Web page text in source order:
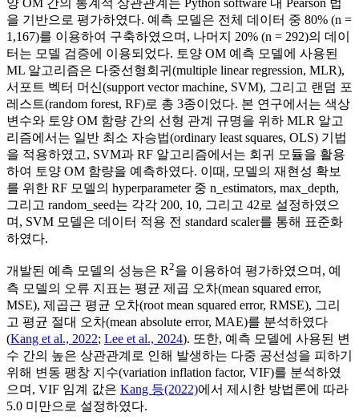
양 OM 간의 통계적 상관관계는 Python software 내 Pearson 법
을 기반으로 평가하였다. 예측 모델은 전체 데이터 중 80% (n =
1,167)를 이용하여 구축하였으며, 나머지 20% (n = 292)의 데이
터는 모델 검증에 이용되었다. 토양 OM 예측 모델에 사용된
ML 알고리즘은 다중선형회귀(multiple linear regression, MLR),
서포트 벡터 머신(support vector machine, SVM), 그리고 랜덤 포
레스트(random forest, RF)로 총 3종이었다. 본 연구에서는 색상
변수와 토양 OM 함량 간의 선형 관계 규명을 위하 MLR 알고
리즘에서는 일반 최소 자승법(ordinary least squares, OLS) 기법
을 적용하였고, SVM과 RF 알고리즘에서는 회귀 모듈을 활용
하여 토양 OM 함량을 예측하였다. 이때, 모델의 재현성 확보
를 위한 RF 모델의 hyperparameter 중 n_estimators, max_depth,
그리고 random_seed는 각각 200, 10, 그리고 42로 설정하였으
며, SVM 모델은 데이터 적용 전 standard scaler를 통해 표준화
하였다.
개발된 예측 모델의 성능은 R2을 이용하여 평가하였으며, 예
측 모델의 오류 지표는 평균 제곱 오차(mean squared error,
MSE), 제곱근 평균 오차(root mean squared error, RMSE), 그리
고 평균 절대 오차(mean absolute error, MAE)를 분석하였다
(Kang et al., 2022; Lee et al., 2024). 또한, 예측 모델에 사용된 변
수 간의 높은 상관관계로 인해 발생하는 다중 공선성을 피하기
위해 변동 팽창 지수(variation inflation factor, VIF)를 분석하였
으며, VIF 임계 값은 Kang 등(2022)에서 제시한 방법론에 따라
5.0 미만으로 설정하였다.